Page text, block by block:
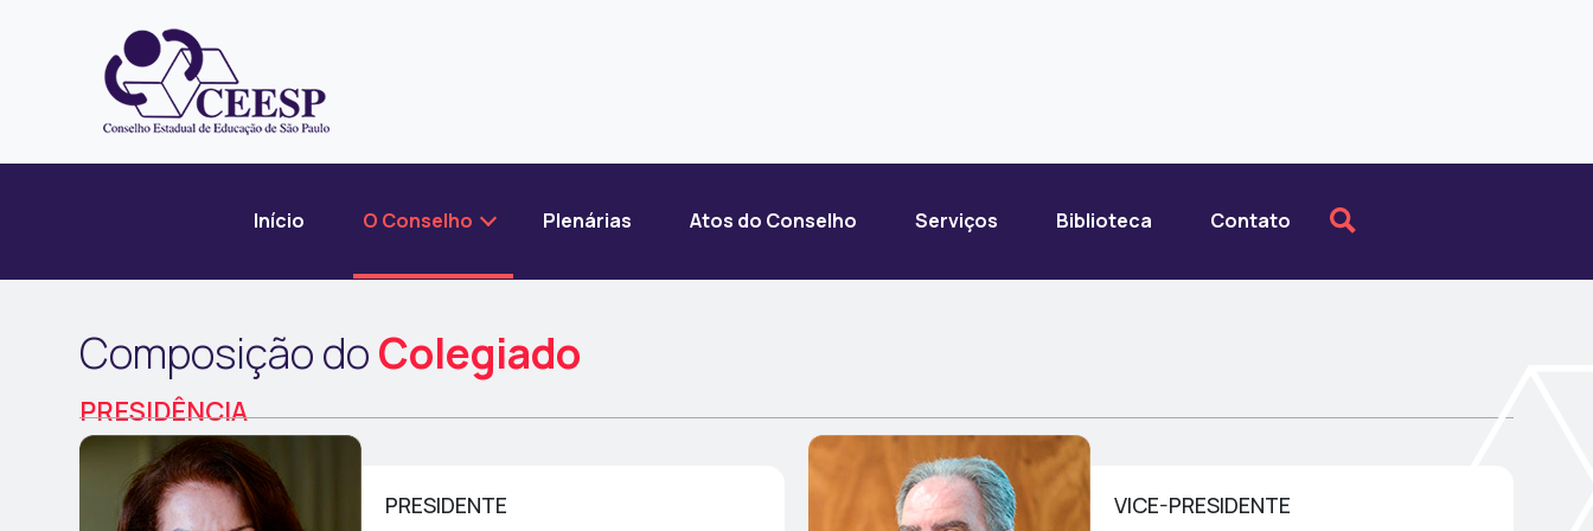
Início O Conselho Plenárias Atos do Conselho Serviços Biblioteca Contato
Composição doColegiado
PRESIDÊNCIA
PRESIDENTE VICE-PRESIDENTE